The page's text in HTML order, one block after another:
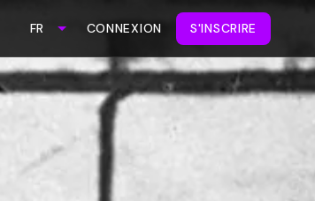
FR CONNEXION S'INSCRIRE